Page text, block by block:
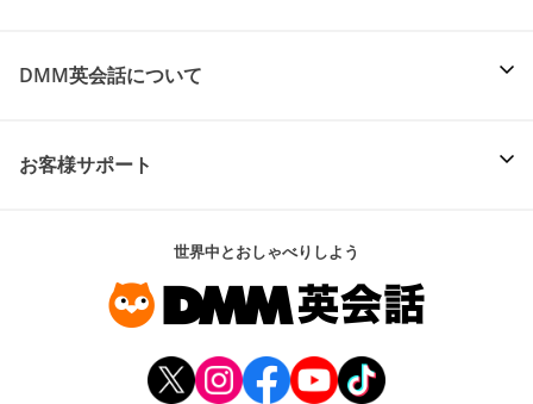
DMM英会話について
お客様サポート
世界中とおしゃべりしよう